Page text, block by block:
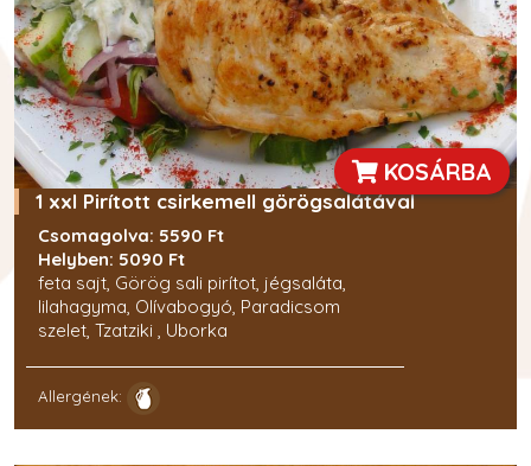
KOSÁRBA
1 xxl Pirított csirkemell görögsalátával
Csomagolva: 5590 Ft
Helyben: 5090 Ft
feta sajt, Görög sali pirítot, jégsaláta,
lilahagyma, Olívabogyó, Paradicsom
szelet, Tzatziki , Uborka
Allergének: